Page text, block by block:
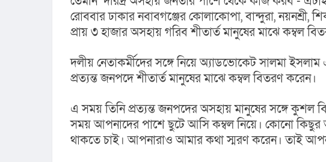
রোববার ঢাকার নবাবগঞ্জের কোলাকোপা, বান্দুরা, নয়নশ্রী,
প্রায় ৩ হাজার অসহায় গরিব শীতার্ত মানুষের মাঝে কম্বল
দলীয় নেতাকর্মীদের সঙ্গে নিয়ে অ্যাডভোকেট সালমা
প্রত্যন্ত জনপদে শীতার্ত মানুষের মাঝে কম্বল বিতরণ করেন।
এ সময় তিনি প্রত্যন্ত জনপদের অসহায় মানুষের সঙ্গে কুশল
সময় আপনাদের পাশে ছুটে আসি কম্বল নিয়ে। কোনো কিছুর
থাকতে চাই। আপনারাও আমার কথা স্মরণ করেন। তাই